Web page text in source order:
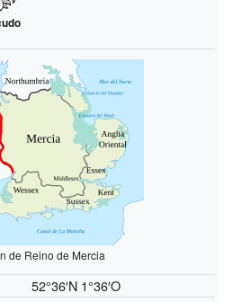
de Reino de Mercia
52°36′N 1°36′O